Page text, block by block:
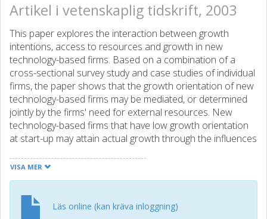
Artikel i vetenskaplig tidskrift, 2003
This paper explores the interaction between growth
intentions, access to resources and growth in new
technology-based firms. Based on a combination of a
cross-sectional survey study and case studies of individual
firms, the paper shows that the growth orientation of new
technology-based firms may be mediated, or determined
jointly by the firms' need for external resources. New
technology-based firms that have low growth orientation
at start-up may attain actual growth through the influences
These results have important implications for
understanding the growth process in new technology-
VISA MER
Läs online (kan kräva inloggning)